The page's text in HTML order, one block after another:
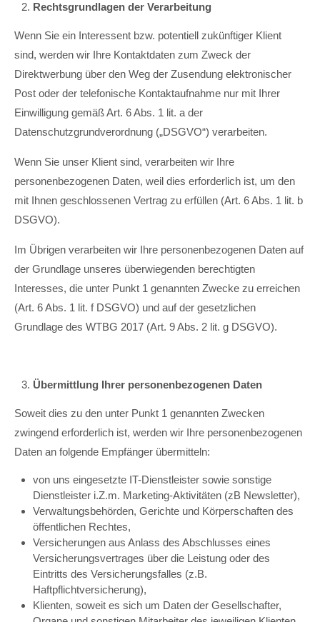
Rechtsgrundlagen der Verarbeitung
Wenn Sie ein Interessent bzw. potentiell zukünftiger Klient
sind, werden wir Ihre Kontaktdaten zum Zweck der
Direktwerbung über den Weg der Zusendung elektronischer
Post oder der telefonische Kontaktaufnahme nur mit Ihrer
Einwilligung gemäß Art. 6 Abs. 1 lit. a der
Datenschutzgrundverordnung („DSGVO“) verarbeiten.
Wenn Sie unser Klient sind, verarbeiten wir Ihre
personenbezogenen Daten, weil dies erforderlich ist, um den
mit Ihnen geschlossenen Vertrag zu erfüllen (Art. 6 Abs. 1 lit. b
DSGVO).
Im Übrigen verarbeiten wir Ihre personenbezogenen Daten auf
der Grundlage unseres überwiegenden berechtigten
Interesses, die unter Punkt 1 genannten Zwecke zu erreichen
(Art. 6 Abs. 1 lit. f DSGVO) und auf der gesetzlichen
Grundlage des WTBG 2017 (Art. 9 Abs. 2 lit. g DSGVO).
Übermittlung Ihrer personenbezogenen Daten
Soweit dies zu den unter Punkt 1 genannten Zwecken
zwingend erforderlich ist, werden wir Ihre personenbezogenen
Daten an folgende Empfänger übermitteln:
von uns eingesetzte IT-Dienstleister sowie sonstige
Dienstleister i.Z.m. Marketing-Aktivitäten (zB Newsletter),
Verwaltungsbehörden, Gerichte und Körperschaften des
öffentlichen Rechtes,
Versicherungen aus Anlass des Abschlusses eines
Versicherungsvertrages über die Leistung oder des
Eintritts des Versicherungsfalles (z.B.
Haftpflichtversicherung),
Klienten, soweit es sich um Daten der Gesellschafter,